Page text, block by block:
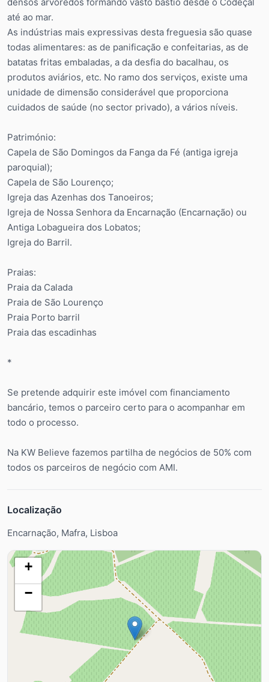
até ao mar.
As indústrias mais expressivas desta freguesia são quase
todas alimentares: as de panificação e confeitarias, as de
batatas fritas embaladas, a da desfia do bacalhau, os
produtos aviários, etc. No ramo dos serviços, existe uma
unidade de dimensão considerável que proporciona
cuidados de saúde (no sector privado), a vários níveis.
Património:
Capela de São Domingos da Fanga da Fé (antiga igreja
paroquial);
Capela de São Lourenço;
Igreja das Azenhas dos Tanoeiros;
Igreja de Nossa Senhora da Encarnação (Encarnação) ou
Antiga Lobagueira dos Lobatos;
Igreja do Barril.
Praias:
Praia da Calada
Praia de São Lourenço
Praia Porto barril
Praia das escadinhas
*
Se pretende adquirir este imóvel com financiamento
bancário, temos o parceiro certo para o acompanhar em
todo o processo.
Na KW Believe fazemos partilha de negócios de 50% com
todos os parceiros de negócio com AMI.
Localização
Encarnação, Mafra, Lisboa
+
−